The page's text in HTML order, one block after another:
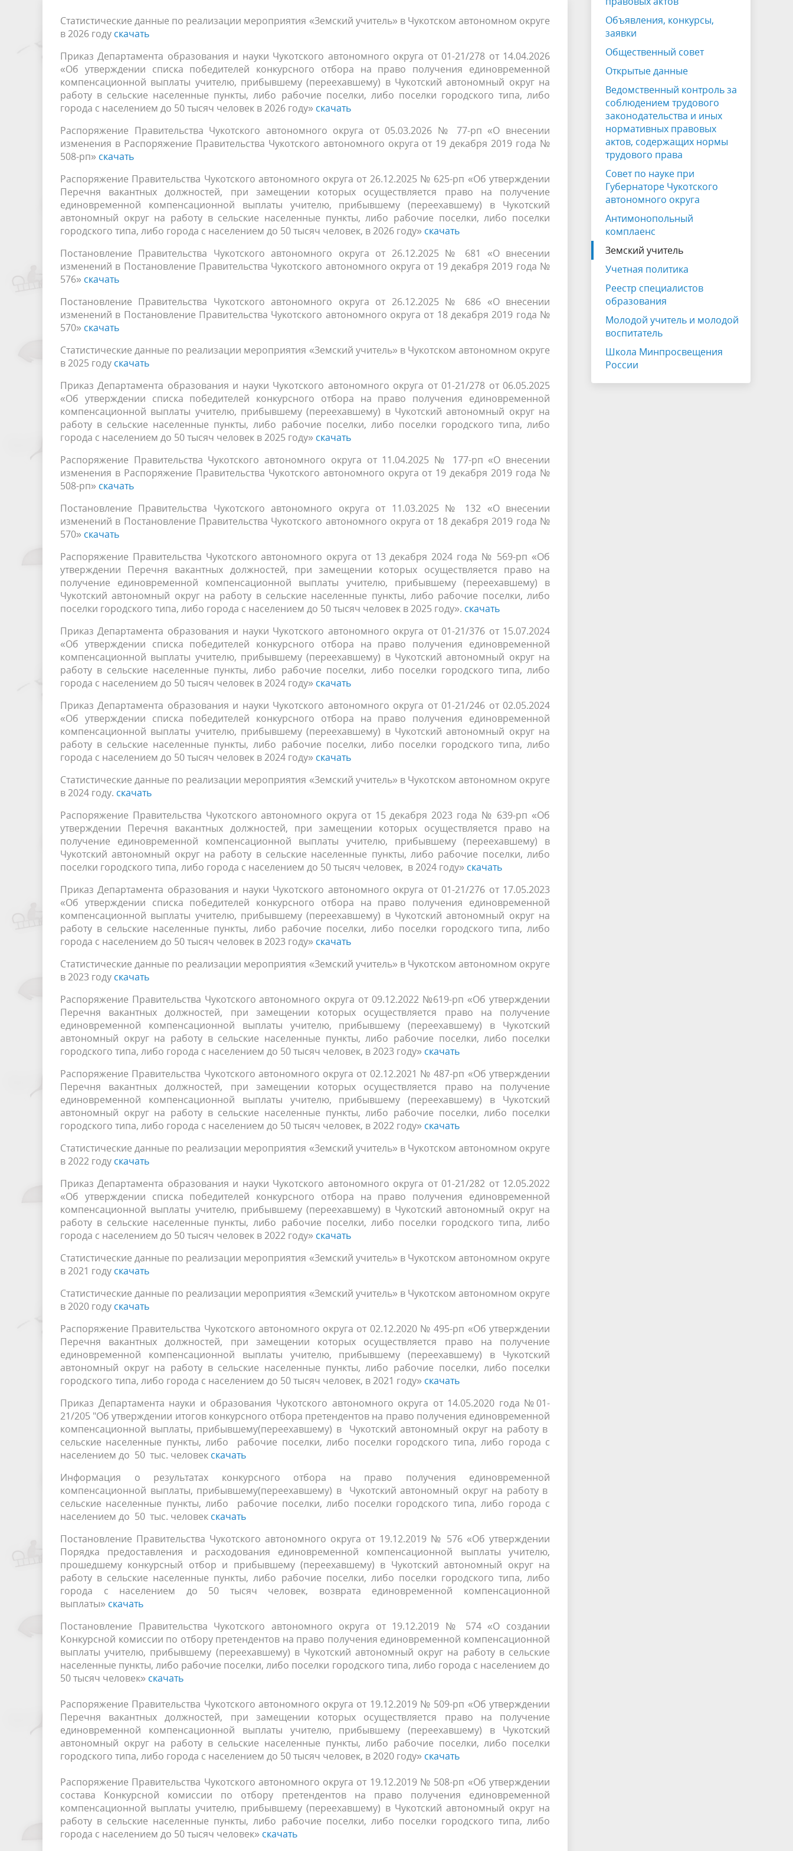
воспитательной работы
Управление профессионального
среднего профессионального
Чукотского автономного округа»
специальной военной операции»
Всероссийская олимпиада
школьников
Обучение детей с ОВЗ и детей-
инвалидов
Меры поддержки педагогам и
обучающимся
Профессиональное образование
Наука
Тестирование детей иностранных
Патриотическое воспитание
Социализация и психологическая
адаптация детей иностранных
Контроль (надзор) за
достоверностью, актуальностью и
полнотой сведений об организациях
отдыха детей и их оздоровления
нормативных правовых актов,
содержащих нормы трудового права
Чукотского автономного округа
Учетная политика
Реестр специалистов образования
Молодой учитель и молодой
воспитатель
Школа Минпросвещения России
Статистические данные по реализации мероприятия «Земский учитель» в Чукотском автономном округе
в 2026 году скачать
Приказ Департамента образования и науки Чукотского автономного округа от 01-21/278 от 14.04.2026
«Об утверждении списка победителей конкурсного отбора на право получения единовременной
компенсационной выплаты учителю, прибывшему (переехавшему) в Чукотский автономный округ на
работу в сельские населенные пункты, либо рабочие поселки, либо поселки городского типа, либо
города с населением до 50 тысяч человек в 2026 году» скачать
Распоряжение Правительства Чукотского автономного округа от 05.03.2026 № 77-рп «О внесении
изменения в Распоряжение Правительства Чукотского автономного округа от 19 декабря 2019 года №
508-рп» скачать
Распоряжение Правительства Чукотского автономного округа от 26.12.2025 № 625-рп «Об утверждении
Перечня вакантных должностей, при замещении которых осуществляется право на получение
единовременной компенсационной выплаты учителю, прибывшему (переехавшему) в Чукотский
автономный округ на работу в сельские населенные пункты, либо рабочие поселки, либо поселки
городского типа, либо города с населением до 50 тысяч человек, в 2026 году» скачать
Постановление Правительства Чукотского автономного округа от 26.12.2025 № 681 «О внесении
изменений в Постановление Правительства Чукотского автономного округа от 19 декабря 2019 года №
576» скачать
Постановление Правительства Чукотского автономного округа от 26.12.2025 № 686 «О внесении
изменений в Постановление Правительства Чукотского автономного округа от 18 декабря 2019 года №
570» скачать
Статистические данные по реализации мероприятия «Земский учитель» в Чукотском автономном округе
в 2025 году скачать
Приказ Департамента образования и науки Чукотского автономного округа от 01-21/278 от 06.05.2025
«Об утверждении списка победителей конкурсного отбора на право получения единовременной
компенсационной выплаты учителю, прибывшему (переехавшему) в Чукотский автономный округ на
работу в сельские населенные пункты, либо рабочие поселки, либо поселки городского типа, либо
города с населением до 50 тысяч человек в 2025 году» скачать
Распоряжение Правительства Чукотского автономного округа от 11.04.2025 № 177-рп «О внесении
изменения в Распоряжение Правительства Чукотского автономного округа от 19 декабря 2019 года №
508-рп» скачать
Постановление Правительства Чукотского автономного округа от 11.03.2025 № 132 «О внесении
изменений в Постановление Правительства Чукотского автономного округа от 18 декабря 2019 года №
570» скачать
Распоряжение Правительства Чукотского автономного округа от 13 декабря 2024 года № 569-рп «Об
утверждении Перечня вакантных должностей, при замещении которых осуществляется право на
получение единовременной компенсационной выплаты учителю, прибывшему (переехавшему) в
Чукотский автономный округ на работу в сельские населенные пункты, либо рабочие поселки, либо
поселки городского типа, либо города с населением до 50 тысяч человек в 2025 году». скачать
Приказ Департамента образования и науки Чукотского автономного округа от 01-21/376 от 15.07.2024
«Об утверждении списка победителей конкурсного отбора на право получения единовременной
компенсационной выплаты учителю, прибывшему (переехавшему) в Чукотский автономный округ на
работу в сельские населенные пункты, либо рабочие поселки, либо поселки городского типа, либо
города с населением до 50 тысяч человек в 2024 году» скачать
Приказ Департамента образования и науки Чукотского автономного округа от 01-21/246 от 02.05.2024
«Об утверждении списка победителей конкурсного отбора на право получения единовременной
компенсационной выплаты учителю, прибывшему (переехавшему) в Чукотский автономный округ на
работу в сельские населенные пункты, либо рабочие поселки, либо поселки городского типа, либо
города с населением до 50 тысяч человек в 2024 году» скачать
Статистические данные по реализации мероприятия «Земский учитель» в Чукотском автономном округе
в 2024 году. скачать
Распоряжение Правительства Чукотского автономного округа от 15 декабря 2023 года № 639-рп «Об
утверждении Перечня вакантных должностей, при замещении которых осуществляется право на
получение единовременной компенсационной выплаты учителю, прибывшему (переехавшему) в
Чукотский автономный округ на работу в сельские населенные пункты, либо рабочие поселки, либо
поселки городского типа, либо города с населением до 50 тысяч человек, в 2024 году» скачать
Приказ Департамента образования и науки Чукотского автономного округа от 01-21/276 от 17.05.2023
«Об утверждении списка победителей конкурсного отбора на право получения единовременной
компенсационной выплаты учителю, прибывшему (переехавшему) в Чукотский автономный округ на
работу в сельские населенные пункты, либо рабочие поселки, либо поселки городского типа, либо
города с населением до 50 тысяч человек в 2023 году» скачать
Статистические данные по реализации мероприятия «Земский учитель» в Чукотском автономном округе
в 2023 году скачать
Распоряжение Правительства Чукотского автономного округа от 09.12.2022 №619-рп «Об утверждении
Перечня вакантных должностей, при замещении которых осуществляется право на получение
единовременной компенсационной выплаты учителю, прибывшему (переехавшему) в Чукотский
автономный округ на работу в сельские населенные пункты, либо рабочие поселки, либо поселки
городского типа, либо города с населением до 50 тысяч человек, в 2023 году» скачать
Распоряжение Правительства Чукотского автономного округа от 02.12.2021 № 487-рп «Об утверждении
Перечня вакантных должностей, при замещении которых осуществляется право на получение
единовременной компенсационной выплаты учителю, прибывшему (переехавшему) в Чукотский
автономный округ на работу в сельские населенные пункты, либо рабочие поселки, либо поселки
городского типа, либо города с населением до 50 тысяч человек, в 2022 году» скачать
Статистические данные по реализации мероприятия «Земский учитель» в Чукотском автономном округе
в 2022 году скачать
Приказ Департамента образования и науки Чукотского автономного округа от 01-21/282 от 12.05.2022
«Об утверждении списка победителей конкурсного отбора на право получения единовременной
компенсационной выплаты учителю, прибывшему (переехавшему) в Чукотский автономный округ на
работу в сельские населенные пункты, либо рабочие поселки, либо поселки городского типа, либо
города с населением до 50 тысяч человек в 2022 году» скачать
Статистические данные по реализации мероприятия «Земский учитель» в Чукотском автономном округе
в 2021 году скачать
Статистические данные по реализации мероприятия «Земский учитель» в Чукотском автономном округе
в 2020 году скачать
Распоряжение Правительства Чукотского автономного округа от 02.12.2020 № 495-рп «Об утверждении
Перечня вакантных должностей, при замещении которых осуществляется право на получение
единовременной компенсационной выплаты учителю, прибывшему (переехавшему) в Чукотский
автономный округ на работу в сельские населенные пункты, либо рабочие поселки, либо поселки
городского типа, либо города с населением до 50 тысяч человек, в 2021 году» скачать
Приказ Департамента науки и образования Чукотского автономного округа от 14.05.2020 года №01-
21/205 "Об утверждении итогов конкурсного отбора претендентов на право получения единовременной
компенсационной выплаты, прибывшему(переехавшему) в Чукотский автономный округ на работу в
сельские населенные пункты, либо рабочие поселки, либо поселки городского типа, либо города с
населением до 50 тыс. человек скачать
Информация о результатах конкурсного отбора на право получения единовременной
компенсационной выплаты, прибывшему(переехавшему) в Чукотский автономный округ на работу в
сельские населенные пункты, либо рабочие поселки, либо поселки городского типа, либо города с
населением до 50 тыс. человек скачать
Постановление Правительства Чукотского автономного округа от 19.12.2019 № 576 «Об утверждении
Порядка предоставления и расходования единовременной компенсационной выплаты учителю,
прошедшему конкурсный отбор и прибывшему (переехавшему) в Чукотский автономный округ на
работу в сельские населенные пункты, либо рабочие поселки, либо поселки городского типа, либо
города с населением до 50 тысяч человек, возврата единовременной компенсационной
выплаты» скачать
Постановление Правительства Чукотского автономного округа от 19.12.2019 № 574 «О создании
Конкурсной комиссии по отбору претендентов на право получения единовременной компенсационной
выплаты учителю, прибывшему (переехавшему) в Чукотский автономный округ на работу в сельские
населенные пункты, либо рабочие поселки, либо поселки городского типа, либо города с населением до
50 тысяч человек» скачать
Распоряжение Правительства Чукотского автономного округа от 19.12.2019 № 509-рп «Об утверждении
Перечня вакантных должностей, при замещении которых осуществляется право на получение
единовременной компенсационной выплаты учителю, прибывшему (переехавшему) в Чукотский
автономный округ на работу в сельские населенные пункты, либо рабочие поселки, либо поселки
городского типа, либо города с населением до 50 тысяч человек, в 2020 году» скачать
Распоряжение Правительства Чукотского автономного округа от 19.12.2019 № 508-рп «Об утверждении
состава Конкурсной комиссии по отбору претендентов на право получения единовременной
компенсационной выплаты учителю, прибывшему (переехавшему) в Чукотский автономный округ на
работу в сельские населенные пункты, либо рабочие поселки, либо поселки городского типа, либо
города с населением до 50 тысяч человек» скачать
Объявления, конкурсы,
заявки
Общественный совет
Открытые данные
Ведомственный контроль за
соблюдением трудового
законодательства и иных
нормативных правовых
актов, содержащих нормы
трудового права
Совет по науке при
Губернаторе Чукотского
автономного округа
Антимонопольный
комплаенс
Земский учитель
Учетная политика
Реестр специалистов
образования
Молодой учитель и молодой
воспитатель
Школа Минпросвещения
России